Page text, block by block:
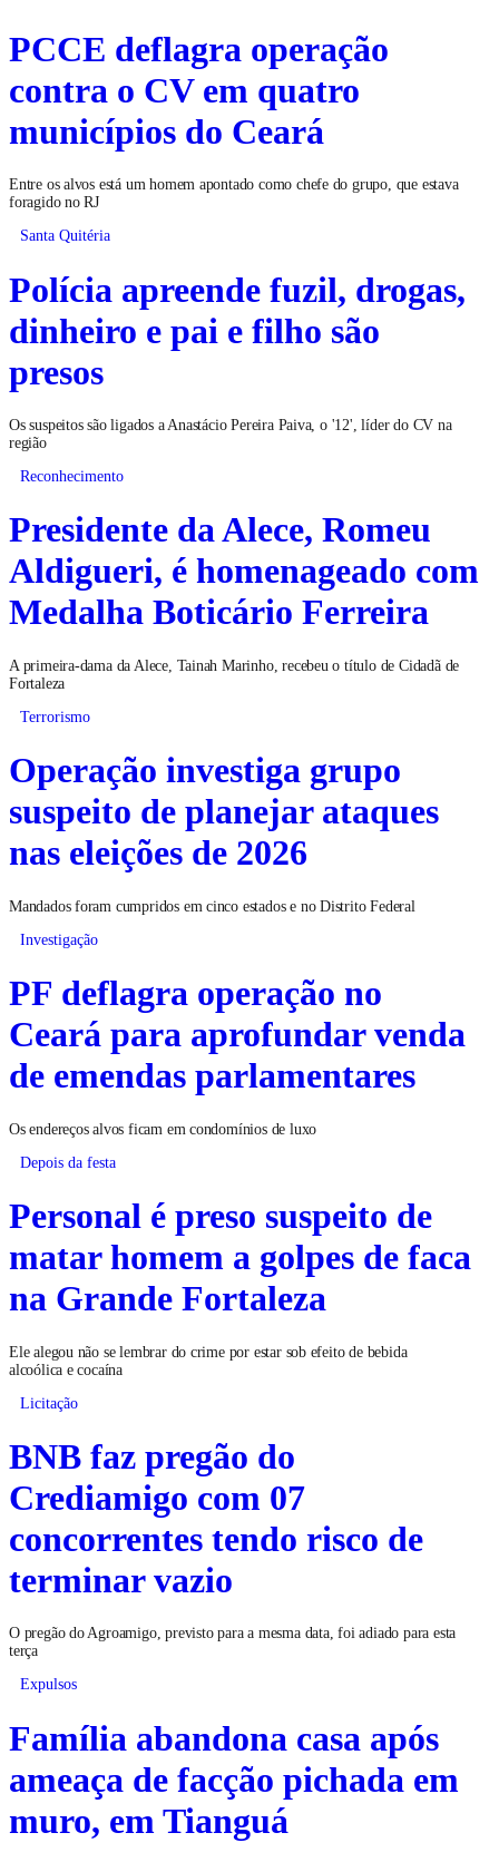
PCCE deflagra operação
contra o CV em quatro
municípios do Ceará
Entre os alvos está um homem apontado como chefe do grupo, que estava
foragido no RJ
Santa Quitéria
Polícia apreende fuzil, drogas,
dinheiro e pai e filho são
presos
Os suspeitos são ligados a Anastácio Pereira Paiva, o '12', líder do CV na
região
Reconhecimento
Presidente da Alece, Romeu
Aldigueri, é homenageado com
Medalha Boticário Ferreira
A primeira-dama da Alece, Tainah Marinho, recebeu o título de Cidadã de
Fortaleza
Terrorismo
Operação investiga grupo
suspeito de planejar ataques
nas eleições de 2026
Mandados foram cumpridos em cinco estados e no Distrito Federal
Investigação
PF deflagra operação no
Ceará para aprofundar venda
de emendas parlamentares
Os endereços alvos ficam em condomínios de luxo
Depois da festa
Personal é preso suspeito de
matar homem a golpes de faca
na Grande Fortaleza
Ele alegou não se lembrar do crime por estar sob efeito de bebida
alcoólica e cocaína
Licitação
BNB faz pregão do
Crediamigo com 07
concorrentes tendo risco de
terminar vazio
O pregão do Agroamigo, previsto para a mesma data, foi adiado para esta
terça
Expulsos
Família abandona casa após
ameaça de facção pichada em
muro, em Tianguá